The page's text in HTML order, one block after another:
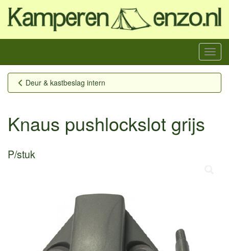
Menu
Deur & kastbeslag intern
Knaus pushlockslot grijs
P/stuk